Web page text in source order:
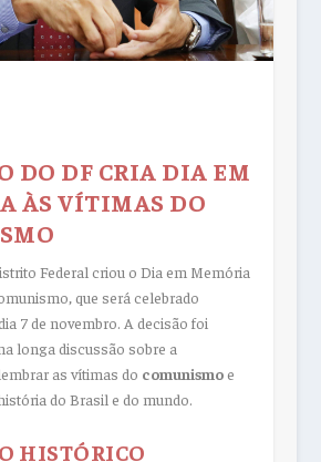
DO DF CRIA DIA EM
ÀS VÍTIMAS DO
Federal criou o Dia em Memória
que será celebrado
7 de novembro. A decisão foi
longa discussão sobre a
as vítimas do comunismoe
do Brasil e do mundo.
HISTÓRICO